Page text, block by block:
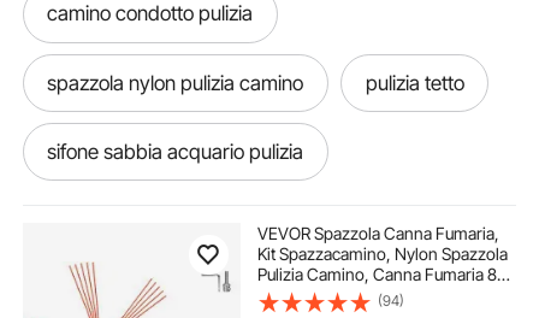
camino condotto pulizia
spazzola nylon pulizia camino pulizia tetto
sifone sabbia acquario pulizia
pulizia camino nylon
VEVOR Spazzola Canna Fumaria,
Kit Spazzacamino, Nylon Spazzola
Pulizia Camino, Canna Fumaria 8M,
Canna Fumaria Spazzola
(94)